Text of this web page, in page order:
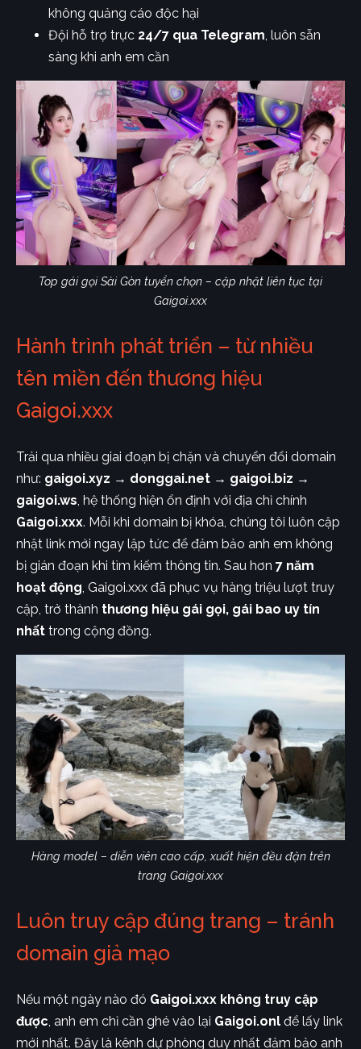
không quảng cáo độc hại
Đội hỗ trợ trực 24/7 qua Telegram , luôn sẵn
sàng khi anh em cần
Top gái gọi Sài Gòn tuyển chọn – cập nhật liên tục tại
Gaigoi.xxx
Hành trình phát triển – từ nhiều
tên miền đến thương hiệu
Gaigoi.xxx
Trải qua nhiều giai đoạn bị chặn và chuyển đổi domain
như: gaigoi.xyz → donggai.net → gaigoi.biz →
gaigoi.ws, hệ thống hiện ổn định với địa chỉ chính
Gaigoi.xxx. Mỗi khi domain bị khóa, chúng tôi luôn cập
nhật link mới ngay lập tức để đảm bảo anh em không
bị gián đoạn khi tìm kiếm thông tin. Sau hơn 7 năm
hoạt động, Gaigoi.xxx đã phục vụ hàng triệu lượt truy
cập, trở thành thương hiệu gái gọi, gái bao uy tín
nhất trong cộng đồng.
Hàng model – diễn viên cao cấp, xuất hiện đều đặn trên
trang Gaigoi.xxx
Luôn truy cập đúng trang – tránh
domain giả mạo
Nếu một ngày nào đó Gaigoi.xxx không truy cập
được , anh em chỉ cần ghé vào lại Gaigoi.onl để lấy link
mới nhất. Đây là kênh dự phòng duy nhất đảm bảo anh